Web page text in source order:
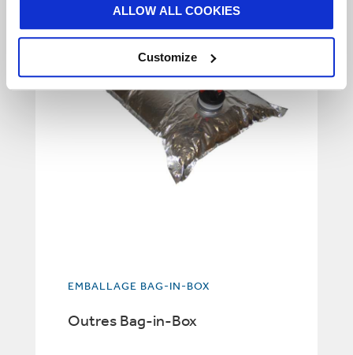
ALLOW ALL COOKIES
Customize
EMBALLAGE BAG-IN-BOX
Outres Bag-in-Box